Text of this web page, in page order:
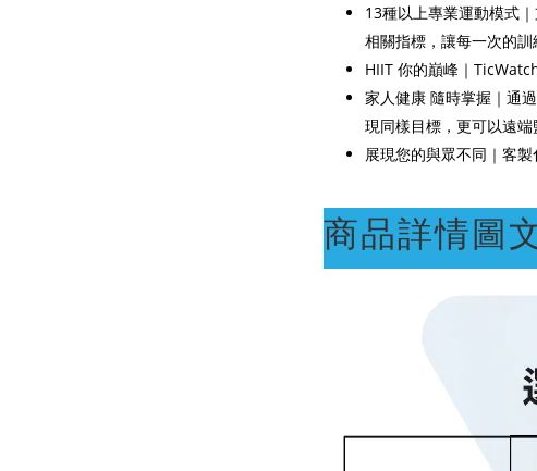
13種以上專業運動模式
相關指標，讓每一次的訓
HIIT 你的巔峰｜
家人健康 隨時掌握｜通
現同樣目標，更可以遠
展現您的與眾不同｜客
商品詳情圖